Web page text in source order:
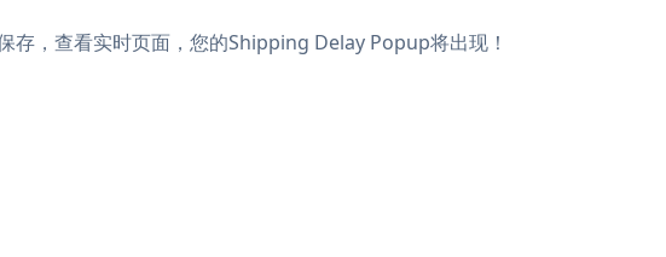
，查看实时页面，您的Shipping Delay Popup将出现！